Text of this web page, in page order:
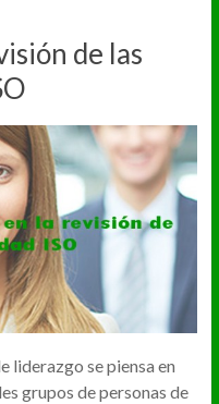
de las
liderazgo se piensa en
grupos de personas de